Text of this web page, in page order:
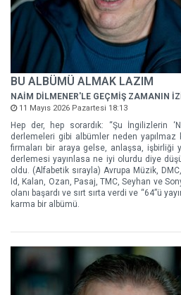
BU ALBÜMÜ ALMAK LAZIM
NAİM DİLMENER'LE GEÇMİŞ ZAMANIN
11 Mayıs 2026 Pazartesi 18:13
Hep der, hep sorardık: “Şu İngilizlerin
derlemeleri gibi albümler neden yapılmaz
firmaları bir araya gelse, anlaşsa,
derlemesi yayınlasa ne iyi olurdu diye
oldu. (Alfabetik sırayla) Avrupa Müzik,
Id, Kalan, Ozan, Pasaj, TMC, Seyhan ve
olanı başardı ve sırt sırta verdi ve “64”ü
karma bir albümü.